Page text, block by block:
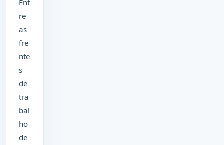
Ent
re
as
fre
nte
s
de
tra
bal
ho
de